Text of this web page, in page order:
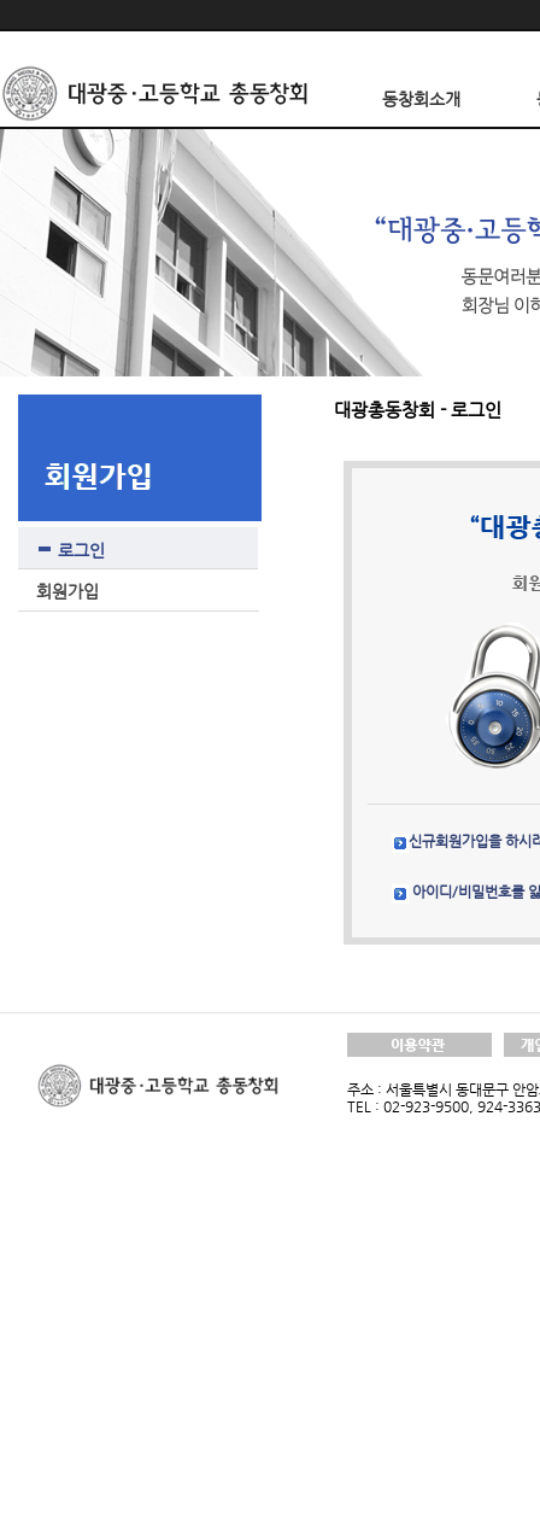
동창회소개
로그인
회원가입
대광총동창회 - 로그인
신규회원가입을 하시
아이디/비밀번호를
주소 : 서울특별시 동대문구
TEL : 02-923-9500, 924-